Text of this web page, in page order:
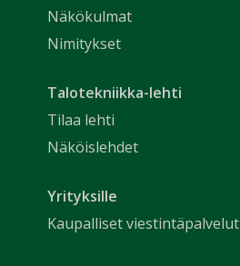
Näkökulmat
Nimitykset
Talotekniikka-lehti
Tilaa lehti
Näköislehdet
Yrityksille
Kaupalliset viestintäpalvelut